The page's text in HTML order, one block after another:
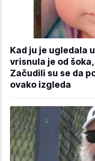
Kad ju je ugledala
vrisnula je od
Začudili su se da
ovako izgleda